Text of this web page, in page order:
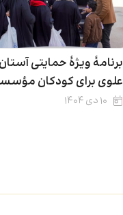
برنامۀ ویژۀ حمایتی
علوی برای کودکان
۱۰ دی ۱۴۰۴